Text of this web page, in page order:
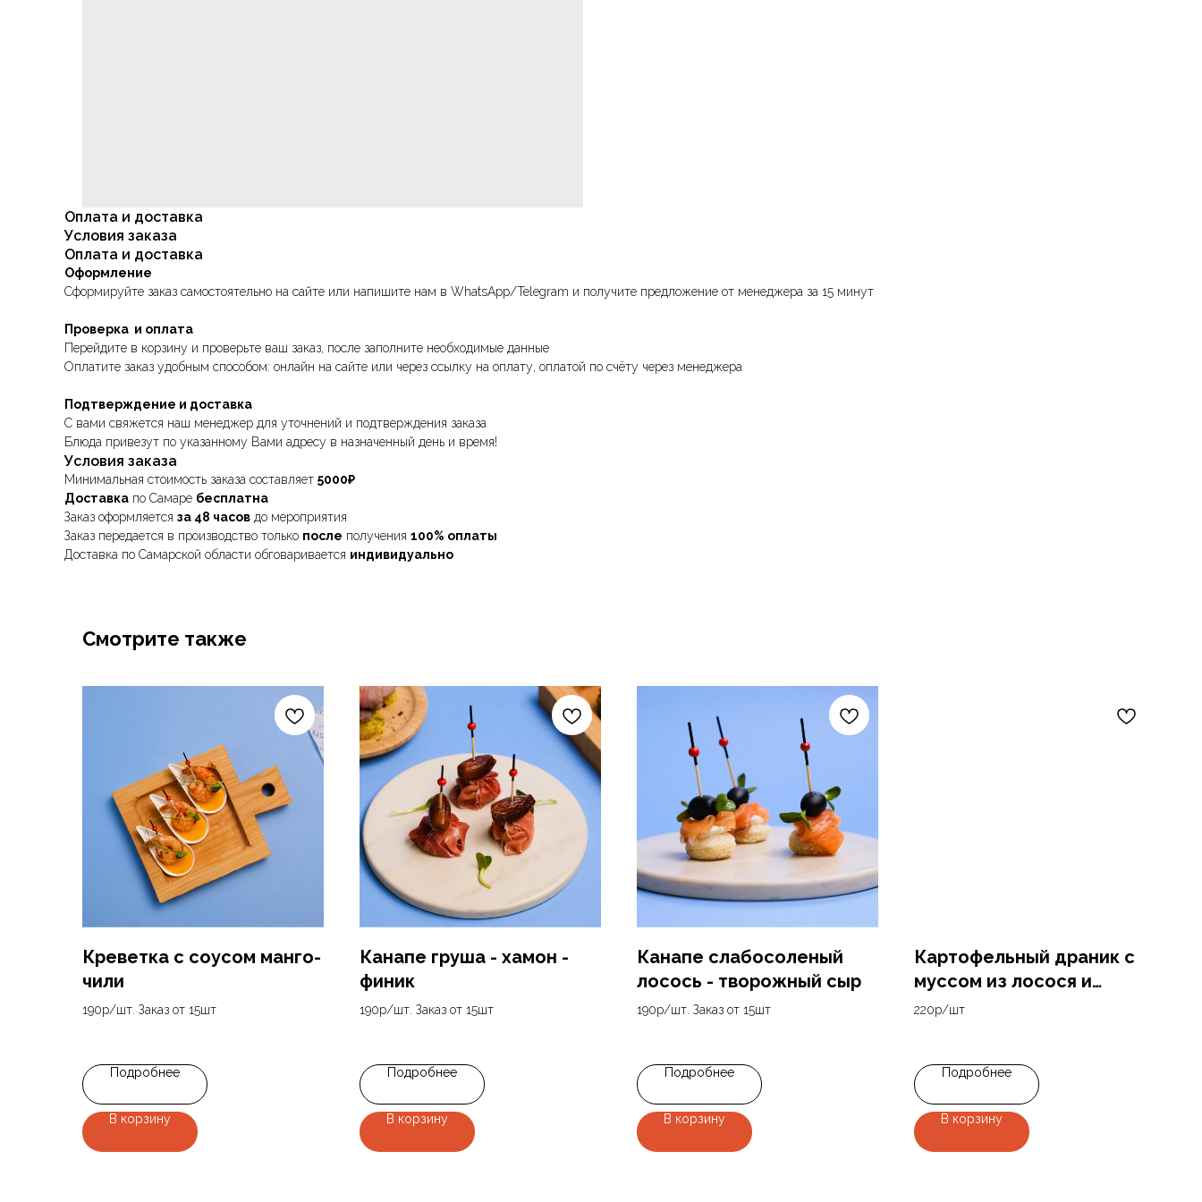
Оплата и доставка
Условия заказа
Оплата и доставка
Оформление
Сформируйте заказ самостоятельно на сайте или напишите нам в WhatsApp/Telegram и получите предложение от менеджера за 15 минут
Проверка и оплата
Перейдите в корзину и проверьте ваш заказ, после заполните необходимые данные
Оплатите заказ удобным способом: онлайн на сайте или через ссылку на оплату, оплатой по счёту через менеджера
Подтверждение и доставка
С вами свяжется наш менеджер для уточнений и подтверждения заказа
Блюда привезут по указанному Вами адресу в назначенный день и время!
Условия заказа
Минимальная стоимость заказа составляет 5000₽
Доставка по Самаре бесплатна
Заказ оформляется за 48 часов до мероприятия
Заказ передается в производство только после получения 100% оплаты
Доставка по Самарской области обговаривается индивидуально
Смотрите также
Креветка с соусом манго-
чили
190р/шт. Заказ от 15шт
Подробнее
В корзину
Канапе груша - хамон -
финик
190р/шт. Заказ от 15шт
Подробнее
В корзину
Канапе слабосоленый
лосось - творожный сыр
190р/шт. Заказ от 15шт
Подробнее
В корзину
Картофельный драник с
муссом из лосося и
красной икрой
220р/шт
Подробнее
В корзину